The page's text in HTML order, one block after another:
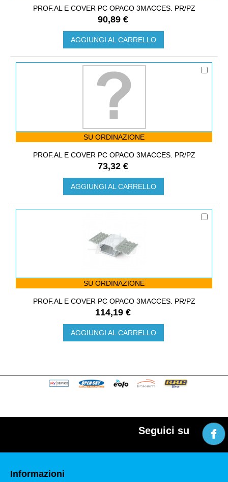
PROF.AL E COVER PC OPACO 3MACCES. PR/PZ
90,89 €
AGGIUNGI AL CARRELLO
SU ORDINAZIONE
PROF.AL E COVER PC OPACO 3MACCES. PR/PZ
73,32 €
AGGIUNGI AL CARRELLO
SU ORDINAZIONE
PROF.AL E COVER PC OPACO 3MACCES. PR/PZ
114,19 €
AGGIUNGI AL CARRELLO
Seguici su
Informazioni